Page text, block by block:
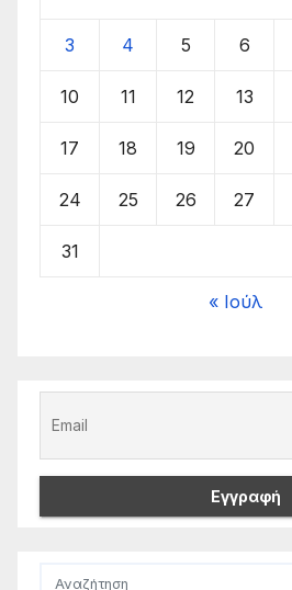
3 4 5 6
10 11 12 13
17 18 19 20
24 25 26 27
31
« Ιούλ